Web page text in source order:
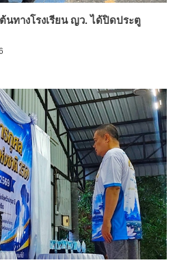
นทางโรงเรียน ญว. ได้ปิดประตู